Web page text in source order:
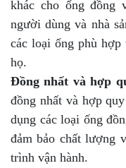
khác cho ống đồng
người dùng và nhà
các loại ống phù hợp
họ.
Đồng nhất và hợp
đồng nhất và hợp
dụng các loại ống
đảm bảo chất lượng
trình vận hành.